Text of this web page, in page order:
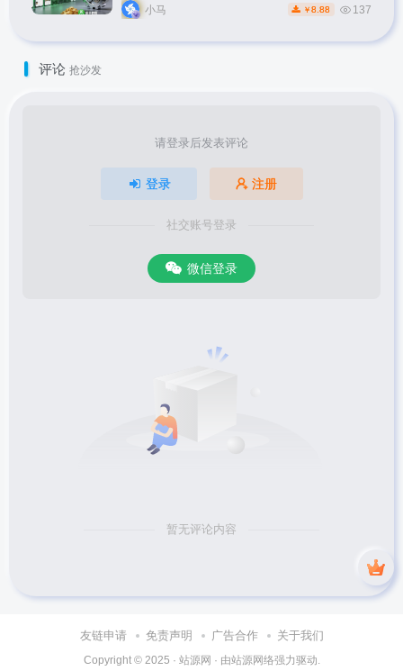
秘】小马 ￥ 8.88 137
评论 抢沙发
请登录后发表评论
登录 注册
社交账号登录
微信登录
暂无评论内容
友链申请 免责声明 广告合作 关于我们
Copyright © 2025 · 站源网 · 由站源网络强力驱动.